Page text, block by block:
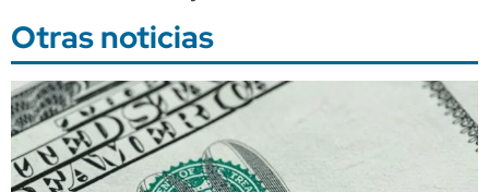
Otras noticias